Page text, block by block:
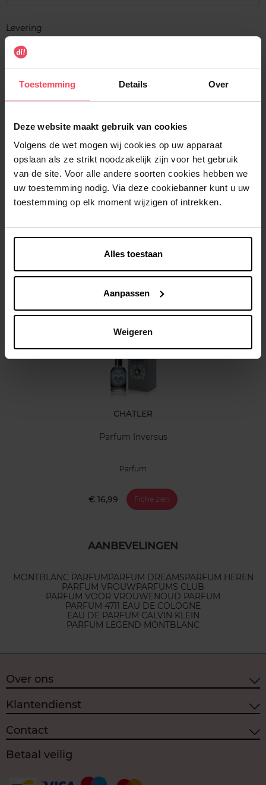
Toestemming Details Over
Deze website maakt gebruik van cookies
Volgens de wet mogen wij cookies op uw apparaat
opslaan als ze strikt noodzakelijk zijn voor het gebruik
van de site. Voor alle andere soorten cookies hebben we
uw toestemming nodig. Via deze cookiebanner kunt u uw
toestemming op elk moment wijzigen of intrekken.
Alles toestaan
Aanpassen
Weigeren
Levering
Voorradig
In winkelmandje
Gratis levering bij aankoop van min. 35€.
Verzending binnen 24u
Beschrijving
Klantereview
Nog iets vergeten ?
CHATLER
Parfum Inversus
Parfum
€ 16,99 Fiche zien
AANBEVELINGEN
MONTBLANC PARFUMPARFUM DREAMSPARFUM HEREN
PARFUM VROUWPARFUMS CLUB
PARFUM VOOR VROUWENOUD PARFUM
PARFUM 4711 EAU DE COLOGNE
EAU DE PARFUM CALVIN KLEIN
PARFUM LEGEND MONTBLANC
Over ons
Klantendienst
Contact
Betaal veilig